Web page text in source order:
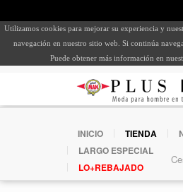
Utilizamos cookies para mejorar su experiencia y
navegación en nuestro sitio web. Si continúa
Puede obtener más información en
INICIO TIENDA
LARGO ESPECIAL
LO+REBAJADO